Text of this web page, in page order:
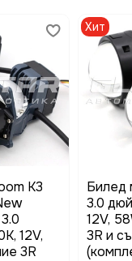
K3
12V,
3R
Хит
Билед
3.0
12V,
3R и